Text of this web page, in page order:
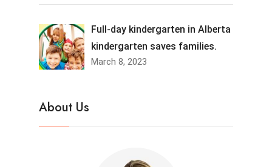
Full-day kindergarten in Alberta
kindergarten saves families.
March 8, 2023
About Us